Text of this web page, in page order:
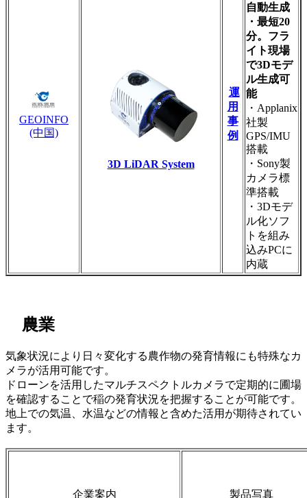
GEOINFO
(中国)
3D LiDAR System
運
用
事
例
自動生成
・最短20
分。フラ
イト現場
で3Dモデ
ル生成可
能
・Applanix
社製
GPS/IMU
搭載
・Sony製
カメラ標
準搭載
・3Dモデ
ル化ソフ
トを組み
込みPCに
内蔵
農業
気象状況により日々変化する農作物の発育情報にも特殊なカ
メラが活用可能です。
ドローンを活用したマルチスペクトルカメラで定期的に圃場
を確認することで稲の発育状況を把握することが可能です。
地上での気温、水温などの情報と含めた活用が期待されてい
ます。
企業案内 製品写真